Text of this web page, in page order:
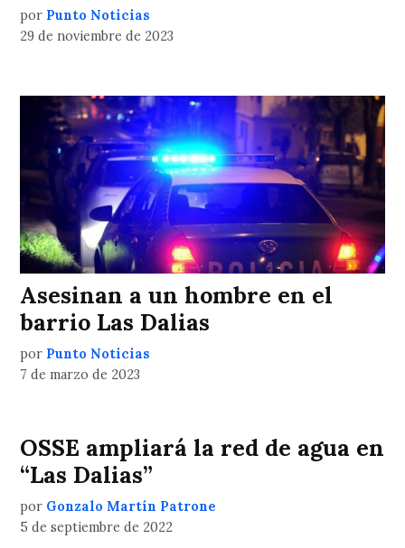
por Punto Noticias
29 de noviembre de 2023
Asesinan a un hombre en el
barrio Las Dalias
por Punto Noticias
7 de marzo de 2023
OSSE ampliará la red de agua en
“Las Dalias”
por Gonzalo Martín Patrone
5 de septiembre de 2022